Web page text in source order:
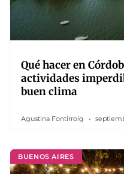
Qué hacer en
actividades
buen clima
Agustina Fontirroig
BUENOS AIRES